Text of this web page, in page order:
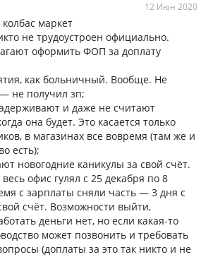
12 Июн 2020
маркет
не трудоустроен официально.
оформить ФОП за доплату
как больничный. Вообще. Не
не получил зп;
и даже не считают
она будет. Это касается только
в магазинах все вовремя (там же и
есть);
новогодние каникулы за свой счёт.
офис гулял с 25 декабря по 8
с зарплаты сняли часть — 3 дня с
счёт. Возможности выйти,
деньги нет, но если какая-то
может позвонить и требовать
(доплаты за это так никто и не